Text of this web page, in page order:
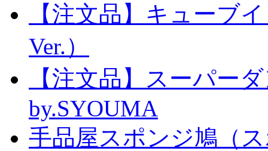
【注文品】キューブ
Ver.）
【注文品】スーパ
by.SYOUMA
手品屋スポンジ鳩（